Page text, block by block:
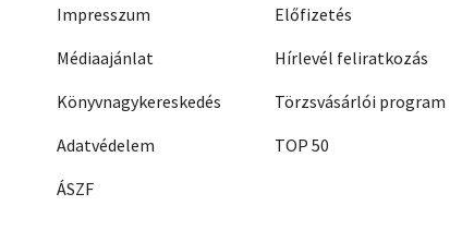
Impresszum
Médiaajánlat
Könyvnagykereskedés
Adatvédelem
ÁSZF
Előfizetés
Hírlevél feliratkozás
Törzsvásárlói program
TOP 50